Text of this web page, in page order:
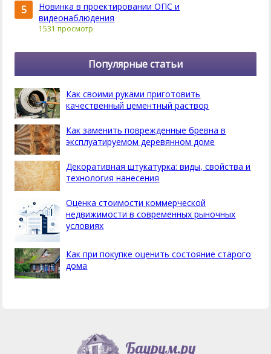
5
Новинка в проектировании ОПС и
видеонаблюдения
1531 просмотр
Популярные статьи
Как своими руками приготовить
качественный цементный раствор
Как заменить поврежденные бревна в
эксплуатируемом деревянном доме
Декоративная штукатурка: виды, свойства и
технология нанесения
Оценка стоимости коммерческой
недвижимости в современных рыночных
условиях
Как при покупке оценить состояние старого
дома